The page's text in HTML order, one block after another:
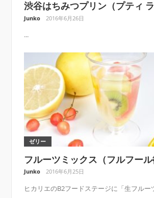
渋谷はちみつプリン（プティ ラ
Junko 2016年6月26日
...
ゼリー
フルーツミックス（フルフール
Junko 2016年6月25日
ヒカリエのB2フードステージに「生フルー